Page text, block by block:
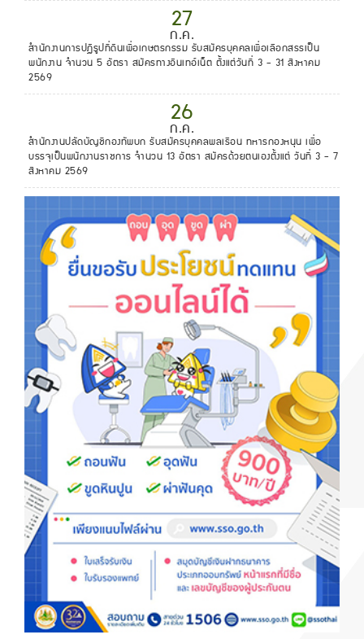
27
ก.ค.
สำนักงานการปฏิรูปที่ดินเพื่อเกษตรกรรม รับสมัครบุคคลเพื่อเลือกสรรเป็น
พนักงาน จำนวน 5 อัตรา สมัครทางอินเทอ์เน็ต ตั้งแต่วันที่ 3 - 31 สิงหาคม
2569
26
ก.ค.
สำนักงานปลัดบัญชีกองทัพบก รับสมัครบุคคลพลเรือน ทหารกองหนุน เพื่อ
บรรจุเป็นพนักงานราชการ จำนวน 13 อัตรา สมัครด้วยตนเองตั้งแต่ วันที่ 3 - 7
สิงหาคม 2569